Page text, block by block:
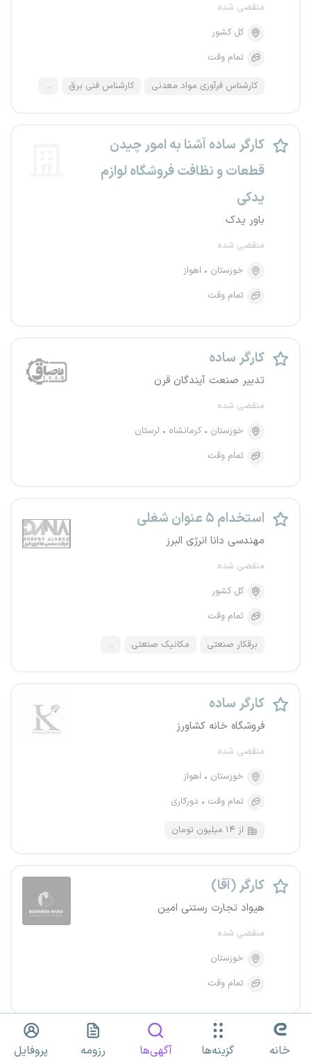
منقضی شده
کل کشور
تمام وقت
کارشناس فرآوری مواد معدنی کارشناس فنی برق ...
کارگر ساده آشنا به امور چیدن
قطعات و نظافت فروشگاه لوازم
یدکی
باور یدک
منقضی شده
خوزستان
اهواز
تمام وقت
کارگر ساده
تدبیر صنعت آیندگان قرن
منقضی شده
خوزستان
کرمانشاه
لرستان
تمام وقت
استخدام ۵ عنوان شغلی
مهندسی دانا انرژی البرز
منقضی شده
کل کشور
تمام وقت
برقکار صنعتی مکانیک صنعتی ...
کارگر ساده
فروشگاه خانه کشاورز
منقضی شده
خوزستان
اهواز
تمام وقت
دورکاری
از ۱۴ میلیون تومان
کارگر (آقا)
هیواد تجارت رستنی امین
منقضی شده
خوزستان
تمام وقت
کارگر ساده خانه گزینه‌ها آگهی‌ها رزومه پروفایل